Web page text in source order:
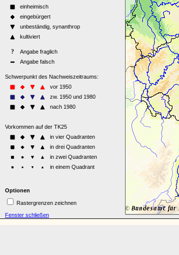
Optionen
Rastergrenzen zeichnen
Fenster schließen